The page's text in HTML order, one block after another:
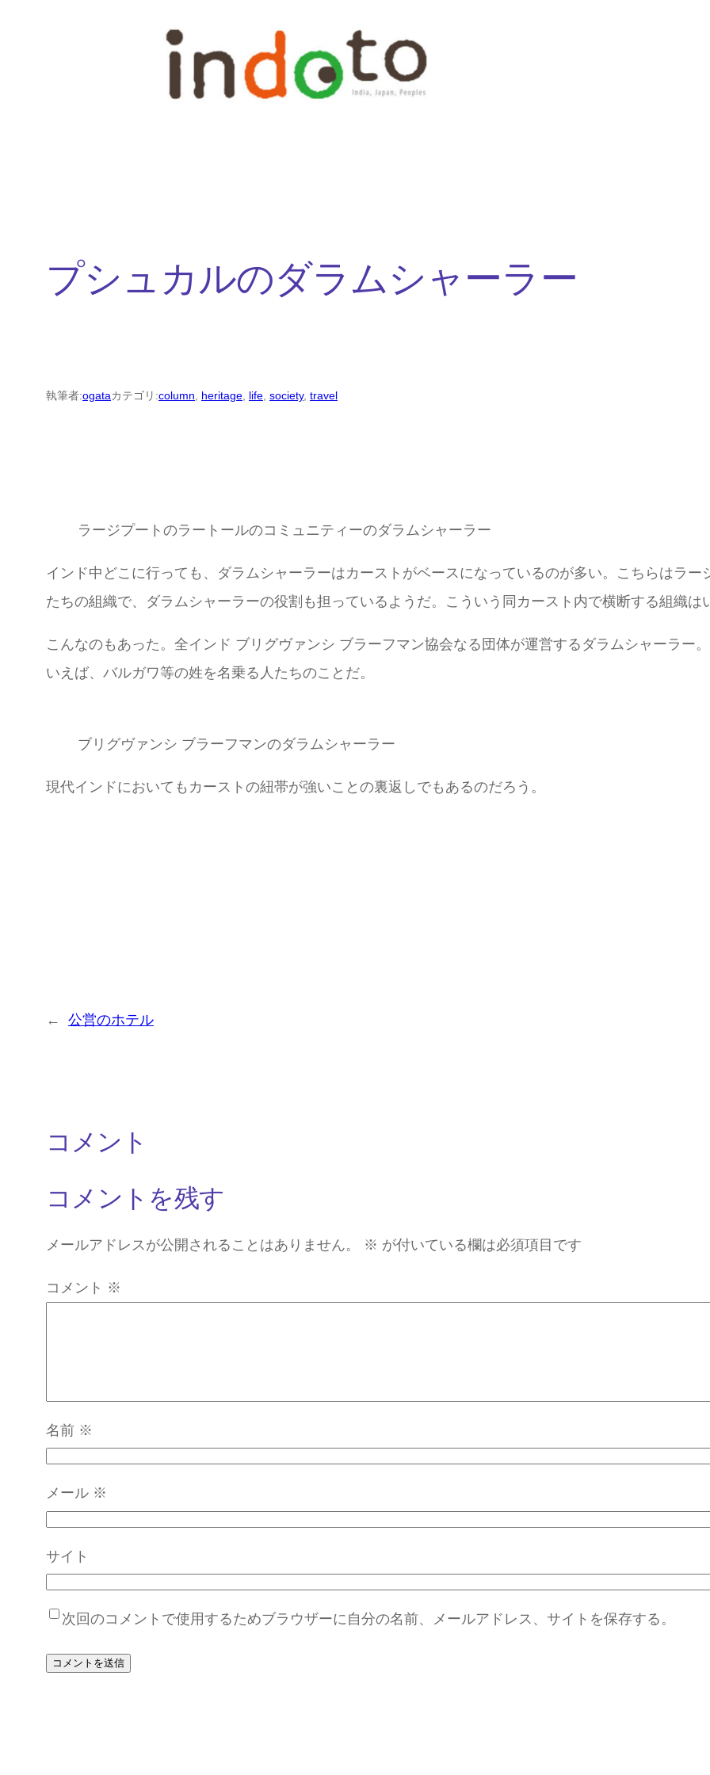
プシュカルのダラムシャーラー
執筆者:ogataカテゴリ:column heritage life society, travel
ラージプートのラートールのコミュニティーのダラムシャーラー
インド中どこに行っても、ダラムシャーラーはカーストがベースになっているのが多い。こちらはラ
たちの組織で、ダラムシャーラーの役割も担っているようだ。こういう同カースト内で横断する組織は
こんなのもあった。全インド ブリグヴァンシ ブラーフマン協会なる団体が運営するダラムシャーラー
いえば、バルガワ等の姓を名乗る人たちのことだ。
ブリグヴァンシ ブラーフマンのダラムシャーラー
現代インドにおいてもカーストの紐帯が強いことの裏返しでもあるのだろう。
← 公営のホテル
コメント
コメントを残す
メールアドレスが公開されることはありません。 ※ が付いている欄は必須項目です
コメント ※
名前 ※
メール ※
サイト
次回のコメントで使用するためブラウザーに自分の名前、メールアドレス、サイトを保存する。